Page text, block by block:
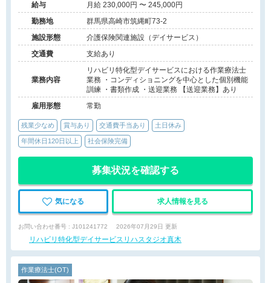
給与
月給 230,000円 〜 245,000円
勤務地
群馬県高崎市筑縄町73-2
施設形態
介護保険関連施設（デイサービス）
交通費
支給あり
業務内容
リハビリ特化型デイサービスにおける作業療法士
業務 ・コンディショニングを中心とした個別機能
訓練 ・書類作成 ・送迎業務 【送迎業務】あり
雇用形態
常勤
残業少なめ 賞与あり 交通費手当あり 土日休み
年間休日120日以上 社会保険完備
募集状況を確認する
気になる 求人情報を見る
お問い合わせ番号 : J101241772 2026年07月29日 更新
リハビリ特化型デイサービスリハスタジオ真木
作業療法士(OT)